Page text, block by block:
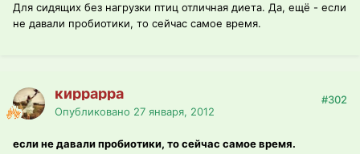
Для сидящих без нагрузки птиц отличная диета. Да, ещё - если
не давали пробиотики, то сейчас самое время.
киррарра
Опубликовано 27 января, 2012
#302
если не давали пробиотики, то сейчас самое время.